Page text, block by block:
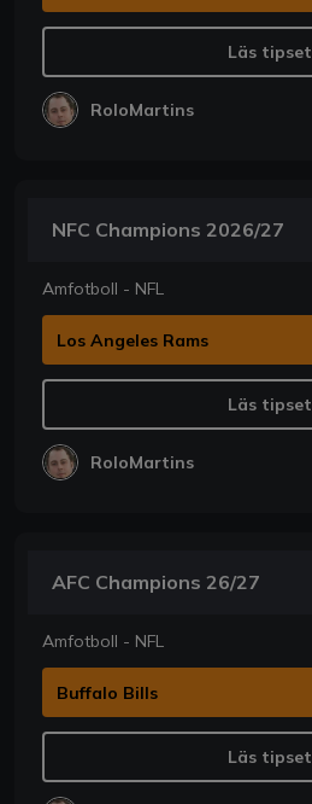
Läs tipset
RoloMartins
NFC Champions 2026/27
Amfotboll - NFL
Los Angeles Rams
Läs tipset
RoloMartins
AFC Champions 26/27
Amfotboll - NFL
Buffalo Bills
Läs tipset